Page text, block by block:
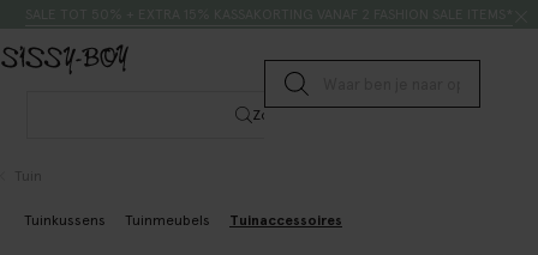
Submit search
Zoeken
Tuin
Tuinkussens Tuinmeubels Tuinaccessoires